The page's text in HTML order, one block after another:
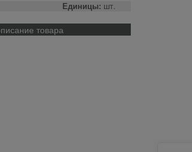
Единицы: шт.
товара